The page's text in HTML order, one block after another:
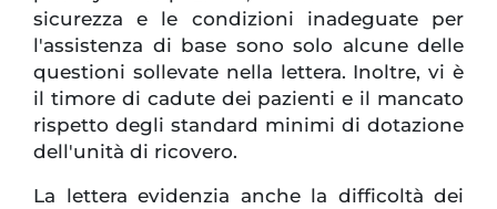
sicurezza e le condizioni inadeguate per
l'assistenza di base sono solo alcune delle
questioni sollevate nella lettera. Inoltre, vi è
il timore di cadute dei pazienti e il mancato
rispetto degli standard minimi di dotazione
dell'unità di ricovero.
La lettera evidenzia anche la difficoltà dei